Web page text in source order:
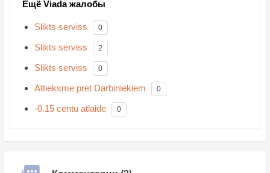
Ещё Viada жалобы
Slikts serviss 0
Slikts serviss 2
Slikts serviss 0
Attieksme pret Darbiniekiem 0
-0.15 centu atlaide 0